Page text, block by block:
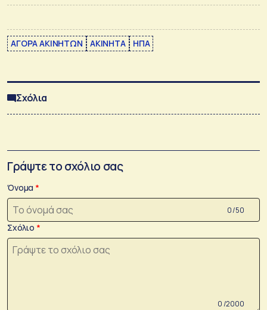
ΑΓΟΡΑ ΑΚΙΝΗΤΩΝ ΑΚΙΝΗΤΑ ΗΠΑ
Σχόλια
Γράψτε το σχόλιο σας
Όνομα
0 /50
Σχόλιο
0 /2000